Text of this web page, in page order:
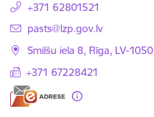
+371 62801521
E-pasts:
pasts@lzp.gov.lv
Smilšu iela 8, Rīga, LV-1050
+371 67228421